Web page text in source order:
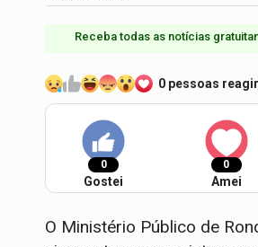
Receba todas as notícias
0 pessoas
0
Gostei
0
Amei
O Ministério Público de